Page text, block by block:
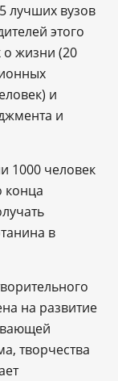
лучших вузов
этого
о жизни (20
и
и
1000 человек
конца
в
на развитие
творчества